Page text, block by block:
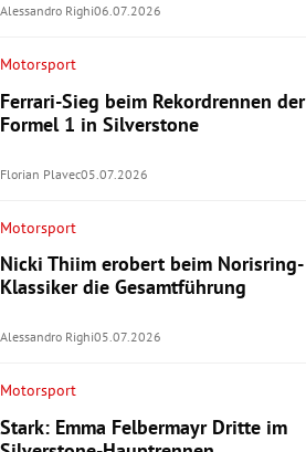
Alessandro Righi06.07.2026
Motorsport
Ferrari-Sieg beim Rekordrennen der
Formel 1 in Silverstone
Florian Plavec05.07.2026
Motorsport
Nicki Thiim erobert beim Norisring-
Klassiker die Gesamtführung
Alessandro Righi05.07.2026
Motorsport
Stark: Emma Felbermayr Dritte im